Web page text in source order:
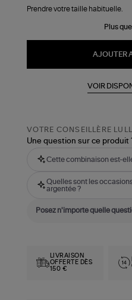
Prendre votre taille habituelle.
Plus
AJOUTER
VOIR
VOTRE CONSEILLÈRE LULLI
Une question sur ce produit
Cette combinaison est-
Quelles sont les
argentée ?
LIVRAISON
OFFERTE DÈS
150 €